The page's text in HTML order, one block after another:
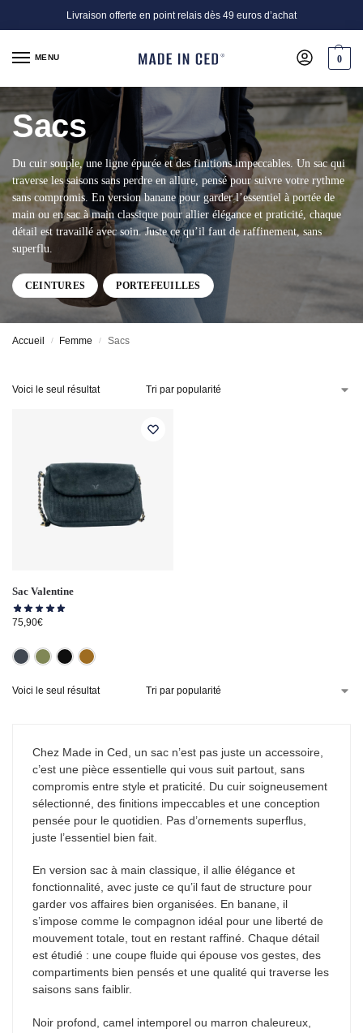
Livraison offerte en point relais dès 49 euros d’achat
MENU 0
Sacs
Du cuir souple, une ligne épurée et des finitions impeccables. Un sac qui
traverse les saisons sans perdre en allure, pensé pour suivre votre rythme
sans compromis. En version banane pour garder l’essentiel à portée de
main ou en sac à main classique pour allier élégance et praticité, chaque
détail est travaillé avec soin. Juste ce qu’il faut de raffinement, sans
superflu.
CEINTURES PORTEFEUILLES
Accueil / Femme / Sacs
Voici le seul résultat
Sac Valentine
75,90€
Bleu
Voici le seul résultat
Chez Made in Ced, un sac n’est pas juste un accessoire,
c’est une pièce essentielle qui vous suit partout, sans
compromis entre style et praticité. Du cuir soigneusement
sélectionné, des finitions impeccables et une conception
pensée pour le quotidien. Pas d’ornements superflus,
juste l’essentiel bien fait.
En version sac à main classique, il allie élégance et
fonctionnalité, avec juste ce qu’il faut de structure pour
garder vos affaires bien organisées. En banane, il
s’impose comme le compagnon idéal pour une liberté de
mouvement totale, tout en restant raffiné. Chaque détail
est étudié : une coupe fluide qui épouse vos gestes, des
compartiments bien pensés et une qualité qui traverse les
saisons sans faiblir.
Noir profond, camel intemporel ou marron chaleureux,